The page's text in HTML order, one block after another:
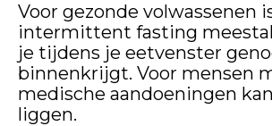
Voor gezonde volwassenen
intermittent fasting
je tijdens je eetvenster
binnenkrijgt. Voor mensen
medische aandoeningen
liggen.